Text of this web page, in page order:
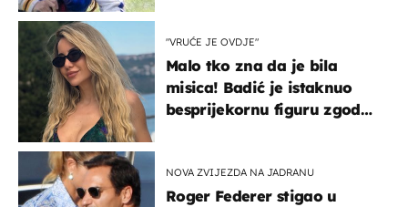
"VRUĆE JE OVDJE"
Malo tko zna da je bila
misica! Badić je istaknuo
besprijekornu figuru zgodne
NOVA ZVIJEZDA NA JADRANU
Roger Federer stigao u